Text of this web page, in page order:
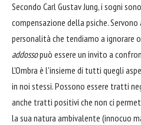
Secondo Carl Gustav Jung, i sogni
compensazione della psiche.
personalità che tendiamo a ignorare
addossopuò essere un invito a
L'Ombra è l'insieme di tutti quegli
in noi stessi. Possono essere tratti
anche tratti positivi che non ci
la sua natura ambivalente (innocuo